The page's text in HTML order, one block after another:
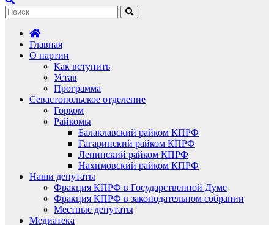
Главная
О партии
Как вступить
Устав
Программа
Севастопольское отделение
Горком
Райкомы
Балаклавский райком КПРФ
Гагаринский райком КПРФ
Ленинский райком КПРФ
Нахимовский райком КПРФ
Наши депутаты
Фракция КПРФ в Государственной Думе
Фракция КПРФ в законодательном собрании
Местные депутаты
Медиатека